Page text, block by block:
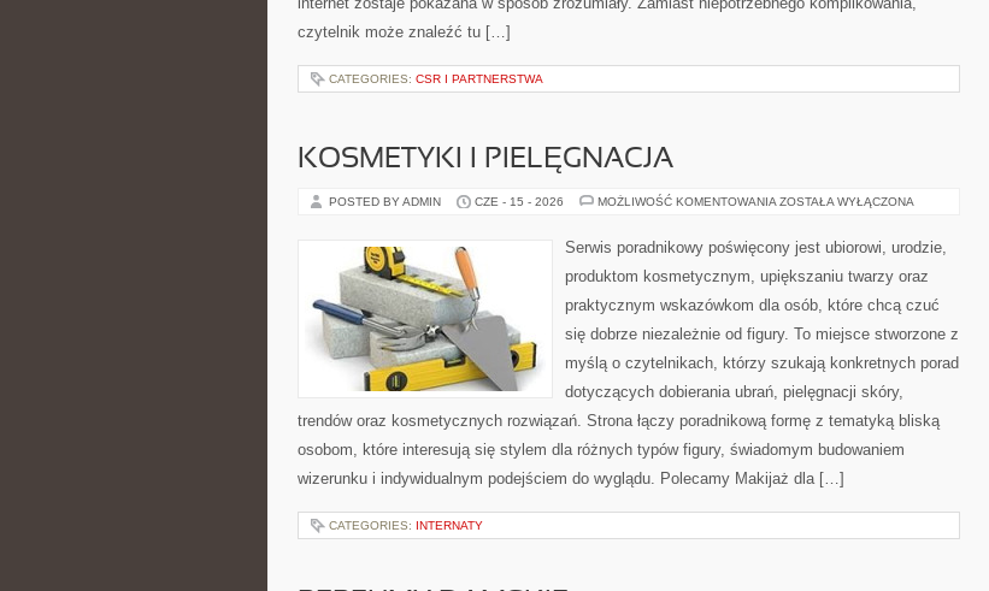
czytelnik może znaleźć tu […]
CATEGORIES: CSR I PARTNERSTWA
KOSMETYKI I PIELĘGNACJA
POSTED BY ADMIN CZE - 15 - 2026 MOŻLIWOŚĆ KOMENTOWANIA KOSMETYKI
ZOSTAŁA WYŁĄCZONA
Serwis poradnikowy poświęcony jest ubiorowi, urodzie,
produktom kosmetycznym, upiększaniu twarzy oraz
praktycznym wskazówkom dla osób, które chcą czuć
się dobrze niezależnie od figury. To miejsce stworzone z
myślą o czytelnikach, którzy szukają konkretnych porad
dotyczących dobierania ubrań, pielęgnacji skóry,
trendów oraz kosmetycznych rozwiązań. Strona łączy poradnikową formę z tematyką bliską
osobom, które interesują się stylem dla różnych typów figury, świadomym budowaniem
wizerunku i indywidualnym podejściem do wyglądu. Polecamy Makijaż dla […]
CATEGORIES: INTERNATY